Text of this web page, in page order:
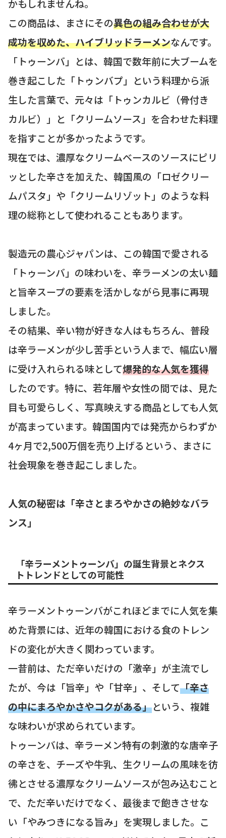
かもしれませんね。
この商品は、まさにその異色の組み合わせが大
成功を収めた、ハイブリッドラーメンなんです。
「トゥーンバ」とは、韓国で数年前に大ブームを
巻き起こした「トゥンバプ」という料理から派
生した言葉で、元々は「トゥンカルビ（骨付き
カルビ）」と「クリームソース」を合わせた料理
を指すことが多かったようです。
現在では、濃厚なクリームベースのソースにピリ
ッとした辛さを加えた、韓国風の「ロゼクリー
ムパスタ」や「クリームリゾット」のような料
理の総称として使われることもあります。
製造元の農心ジャパンは、この韓国で愛される
「トゥーンバ」の味わいを、辛ラーメンの太い麺
と旨辛スープの要素を活かしながら見事に再現
しました。
その結果、辛い物が好きな人はもちろん、普段
は辛ラーメンが少し苦手という人まで、幅広い層
に受け入れられる味として爆発的な人気を獲得
したのです。特に、若年層や女性の間では、見た
目も可愛らしく、写真映えする商品としても人気
が高まっています。韓国国内では発売からわずか
4ヶ月で2,500万個を売り上げるという、まさに
社会現象を巻き起こしました。
人気の秘密は「辛さとまろやかさの絶妙なバラ
ンス」
「辛ラーメントゥーンバ」の誕生背景とネクス
トトレンドとしての可能性
辛ラーメントゥーンバがこれほどまでに人気を集
めた背景には、近年の韓国における食のトレン
ドの変化が大きく関わっています。
一昔前は、ただ辛いだけの「激辛」が主流でし
たが、今は「旨辛」や「甘辛」、そして「辛さ
の中にまろやかさやコクがある」という、複雑
な味わいが求められています。
トゥーンバは、辛ラーメン特有の刺激的な唐辛子
の辛さを、チーズや牛乳、生クリームの風味を彷
彿とさせる濃厚なクリームソースが包み込むこと
で、ただ辛いだけでなく、最後まで飽きさせな
い「やみつきになる旨み」を実現しました。こ